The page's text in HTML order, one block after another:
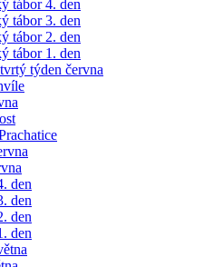
tábor 4. den
tábor 3. den
tábor 2. den
tábor 1. den
týden června
den
den
den
den